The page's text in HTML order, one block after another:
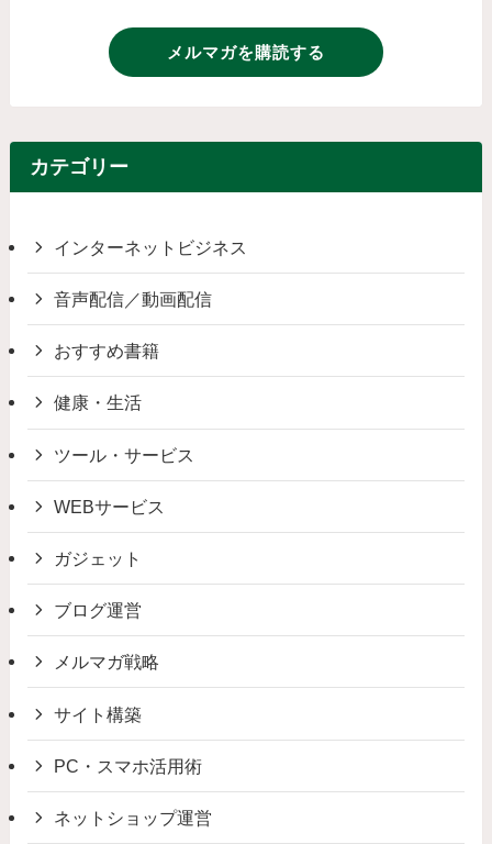
メルマガを購読する
カテゴリー
インターネットビジネス
音声配信／動画配信
おすすめ書籍
健康・生活
ツール・サービス
WEBサービス
ガジェット
ブログ運営
メルマガ戦略
サイト構築
PC・スマホ活用術
ネットショップ運営